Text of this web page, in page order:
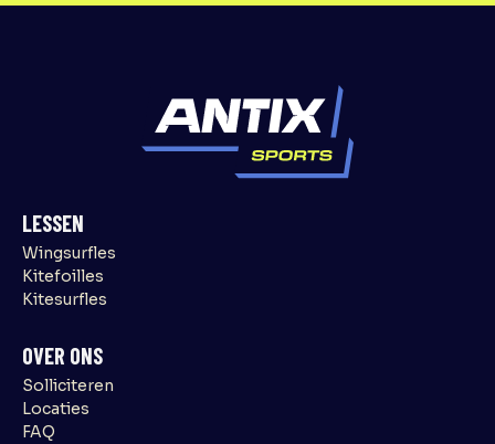
LESSEN
Wingsurfles
Kitefoilles
Kitesurfles
OVER ONS
Solliciteren
Locaties
FAQ